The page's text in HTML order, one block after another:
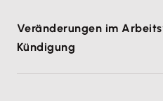
während des Bezugs von
aufgenommen wurde:
Veränderungen im
Kündigung